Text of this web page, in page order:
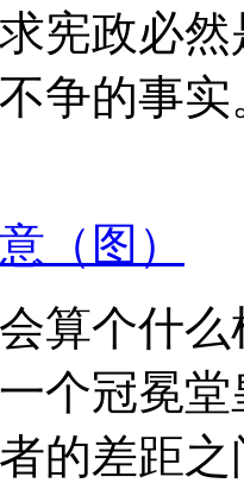
宪政必
争的事实
（图）
算个什
个冠冕
的差距